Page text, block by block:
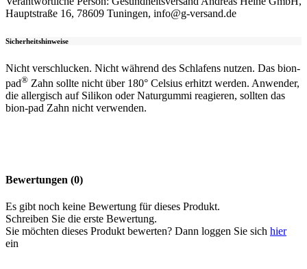
Hauptstraße 16, 78609 Tuningen, info@g-versand.de
Sicherheitshinweise
Nicht verschlucken. Nicht während des Schlafens nutzen. Das bion-
pad® Zahn sollte nicht über 180° Celsius erhitzt werden. Anwender,
die allergisch auf Silikon oder Naturgummi reagieren, sollten das
bion-pad Zahn nicht verwenden.
Bewertungen (0)
Es gibt noch keine Bewertung für dieses Produkt.
Schreiben Sie die erste Bewertung.
Sie möchten dieses Produkt bewerten? Dann loggen Sie sich hier
ein